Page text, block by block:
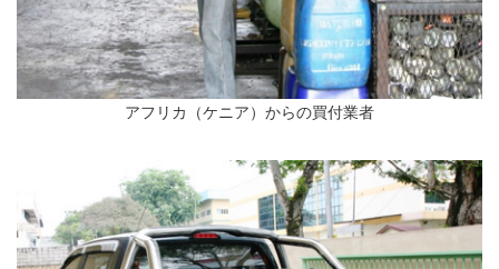
アフリカ（ケニア）からの買付業者